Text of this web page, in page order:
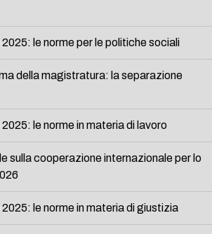
le norme per le politiche sociali
della magistratura: la separazione
le norme in materia di lavoro
sulla cooperazione internazionale per lo
le norme in materia di giustizia